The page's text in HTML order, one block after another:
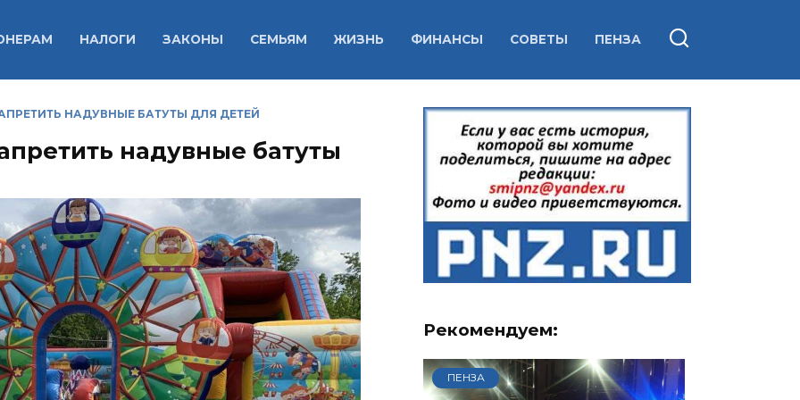
НАЛОГИ ЗАКОНЫ СЕМЬЯМ ЖИЗНЬ ФИНАНСЫ СОВЕТЫ ПЕНЗА
НАДУВНЫЕ БАТУТЫ ДЛЯ ДЕТЕЙ
надувные батуты
Рекомендуем:
ПЕНЗА